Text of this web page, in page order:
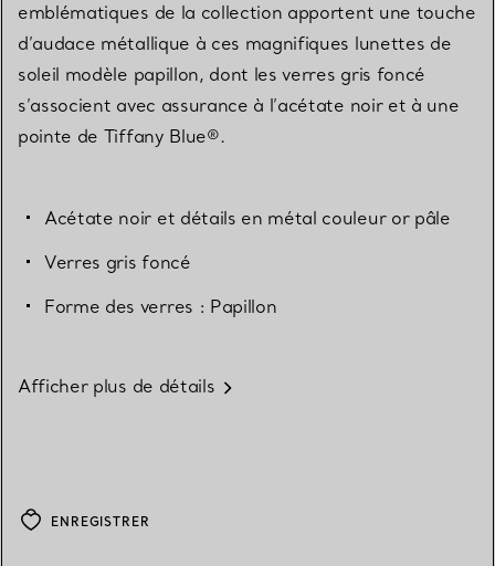
emblématiques de la collection apportent une touche
d’audace métallique à ces magnifiques lunettes de
soleil modèle papillon, dont les verres gris foncé
s’associent avec assurance à l’acétate noir et à une
pointe de Tiffany Blue®.
Acétate noir et détails en métal couleur or pâle
Verres gris foncé
Forme des verres : Papillon
Afficher plus de détails
ENREGISTRER